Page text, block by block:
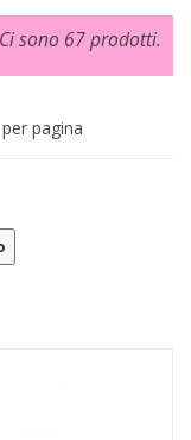
+
+
Ci sono 67 prodotti.
per pagina